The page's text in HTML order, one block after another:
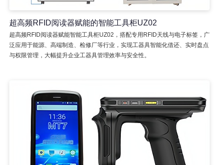
超高频RFID阅读器赋能的智能工具柜UZ02
超高频RFID阅读器赋能智能工具柜UZ02，搭配专用RFID天线与电子标签，广
泛应用于能源、高端制造、检修厂等行业，实现工器具智能化借还、实时盘点
与权限管理，大幅提升企业工器具管理效率与安全性。